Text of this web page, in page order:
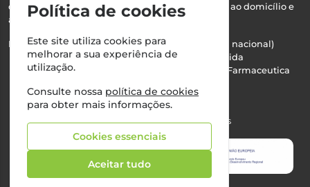
dispensa de medicamentos e produtos de saúde ao domicílio e
através da internet.
Nº Infarmed: 21 798 7100 (chamada para rede fixa nacional)
Direção Técnica:Maria Teresa Almeida
NIPC:510103669 | Teresa Almeida - Sociedade Farmaceutica
Alvará nº:2994
©2026 Todos os direitos reservados
Política de cookies
Este site utiliza cookies para
melhorar a sua experiência de
utilização.
Consulte nossa política de cookies
para obter mais informações.
Cookies essenciais
Aceitar tudo